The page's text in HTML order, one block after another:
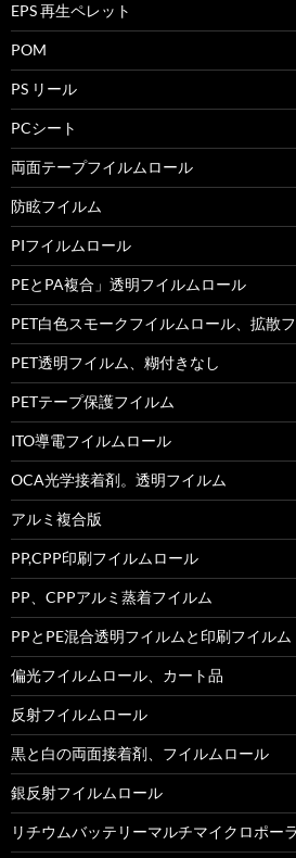
EPS 再生ペレット
POM
PS リール
PCシート
両面テープフイルムロール
防眩フイルム
PIフイルムロール
PEとPA複合」透明フイルムロール
PET白色スモークフイルムロール、拡散
PET透明フイルム、糊付きなし
PETテープ保護フイルム
ITO導電フイルムロール
OCA光学接着剤。透明フイルム
アルミ複合版
PP,CPP印刷フイルムロール
PP、CPPアルミ蒸着フイルム
PPとPE混合透明フイルムと印刷フイルム
偏光フイルムロール、カート品
反射フイルムロール
黒と白の両面接着剤、フイルムロール
銀反射フイルムロール
リチウムバッテリーマルチマイクロポー